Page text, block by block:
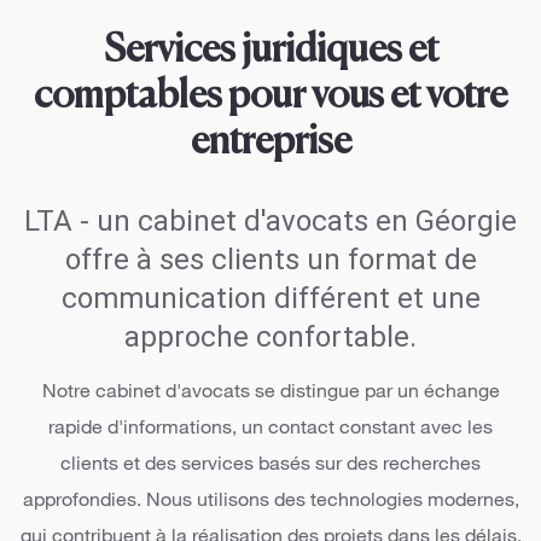
Services juridiques et
comptables pour vous et votre
entreprise
LTA - un cabinet d'avocats en Géorgie
offre à ses clients un format de
communication différent et une
approche confortable.
Notre cabinet d'avocats se distingue par un échange
rapide d'informations, un contact constant avec les
clients et des services basés sur des recherches
approfondies. Nous utilisons des technologies modernes,